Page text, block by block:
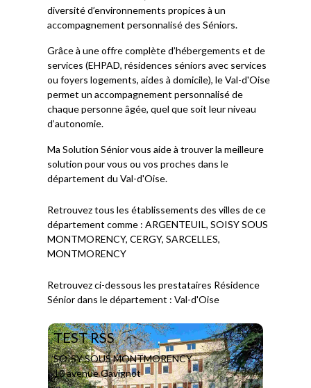
diversité d’environnements propices à un
accompagnement personnalisé des Séniors.
Grâce à une offre complète d’hébergements et de
services (EHPAD, résidences séniors avec services
ou foyers logements, aides à domicile), le Val-d'Oise
permet un accompagnement personnalisé de
chaque personne âgée, quel que soit leur niveau
d’autonomie.
Ma Solution Sénior vous aide à trouver la meilleure
solution pour vous ou vos proches dans le
département du Val-d'Oise.
Retrouvez tous les établissements des villes de ce
département comme : ARGENTEUIL, SOISY SOUS
MONTMORENCY, CERGY, SARCELLES,
MONTMORENCY
Retrouvez ci-dessous les prestataires Résidence
Sénior dans le département : Val-d'Oise
TEST RSS
SOISY SOUS MONTMORENCY
10 avenue Gavignot